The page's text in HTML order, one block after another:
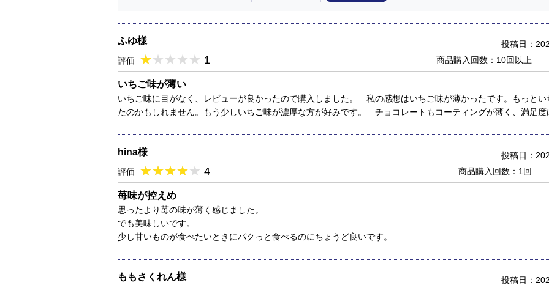
ふゆ様
評価 ★★★★★
★★★★★ 1
投稿日：
商品購入回数：10回以上
いちご味が薄い
いちご味に目がなく、レビューが良かったので購入しました。 私の感想はいちご味が薄かったです。もっと
たのかもしれません。もう少しいちご味が濃厚な方が好みです。 チョコレートもコーティングが薄く、満足
hina様
評価 ★★★★★
★★★★★ 4
投稿日：
商品購入回数：1回
苺味が控えめ
思ったより苺の味が薄く感じました。
でも美味しいです。
少し甘いものが食べたいときにパクっと食べるのにちょうど良いです。
ももさくれん様
投稿日：